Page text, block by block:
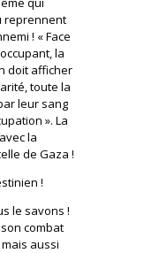
reprennent
! « Face
la
doit afficher
toute la
leur sang
». La
la
de Gaza !
!
le savons !
combat
aussi